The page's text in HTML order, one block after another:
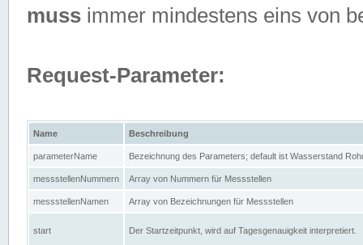
muss immer mindestens eins von
Request-Parameter:
Name Beschreibung
parameterName Bezeichnung des Parameters; default ist Wasserstand
messstellenNummern Array von Nummern für Messstellen
messstellenNamen Array von Bezeichnungen für Messstellen
start Der Startzeitpunkt, wird auf Tagesgenauigkeit interpretiert.